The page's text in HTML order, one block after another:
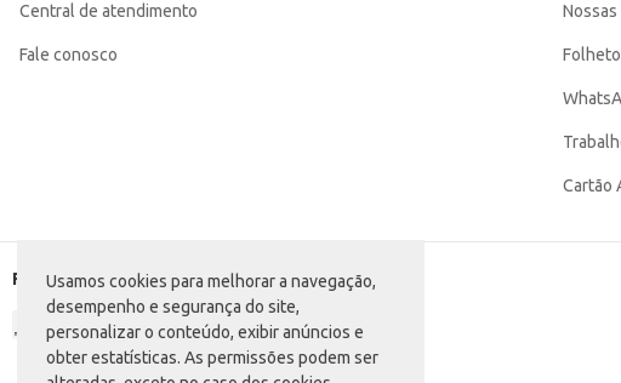
Usamos cookies para melhorar a navegação,
desempenho e segurança do site,
personalizar o conteúdo, exibir anúncios e
obter estatísticas. As permissões podem ser
Central de atendimento
Fale conosco
Nossas
Cartão
Formas de pagamento